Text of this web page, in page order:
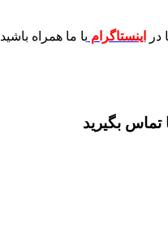
در اینستاگرام با ما همراه باشید
تماس بگیرید